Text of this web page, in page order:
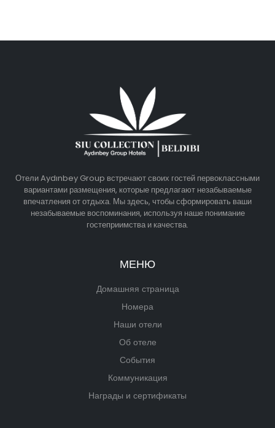
Отели Aydınbey Group встречают своих гостей первоклассными
вариантами размещения, которые предлагают незабываемые
впечатления от отдыха. Мы здесь, чтобы сформировать ваши
незабываемые воспоминания, используя наше понимание
гостеприимства и качества.
МЕНЮ
Домашняя страница
Номера
Наши отели
Об отеле
События
Коммуникация
Награды и сертификаты